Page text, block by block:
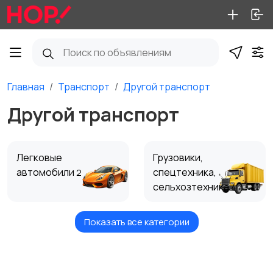
Главная Транспорт Другой транспорт
Другой транспорт
Легковые
автомобили 2
Грузовики,
спецтехника,
сельхозтехника4
Мотоциклы и
Показать все категории